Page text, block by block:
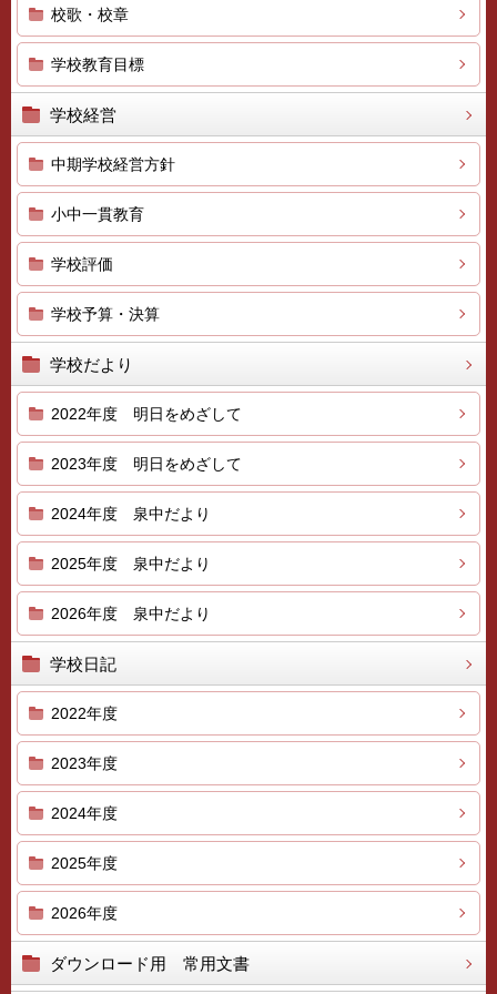
校歌・校章
学校教育目標
学校経営
中期学校経営方針
小中一貫教育
学校評価
学校予算・決算
学校だより
2022年度 明日をめざして
2023年度 明日をめざして
2024年度 泉中だより
2025年度 泉中だより
2026年度 泉中だより
学校日記
2022年度
2023年度
2024年度
2025年度
2026年度
ダウンロード用 常用文書